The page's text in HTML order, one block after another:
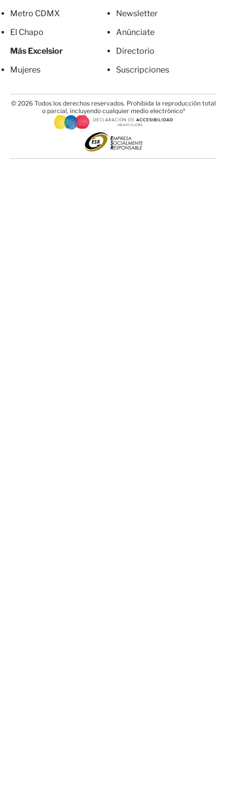
Metro CDMX
El Chapo
Más Excelsior
Mujeres
Newsletter
Anúnciate
Directorio
Suscripciones
© 2026 Todos los derechos reservados. Prohibida la reproducción total
o parcial, incluyendo cualquier medio electrónico*